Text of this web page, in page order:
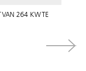
VAN 264 KW TE